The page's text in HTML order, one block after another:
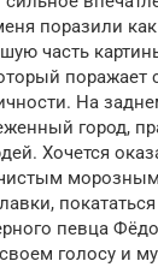
поразили
часть
поражает
На
город,
Хочется
певца
голосу и